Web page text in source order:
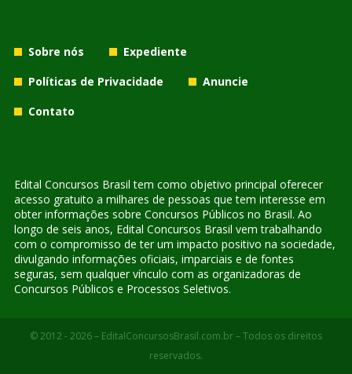
Sobre nós
Expediente
Políticas de Privacidade
Anuncie
Contato
Edital Concursos Brasil tem como objetivo principal oferecer
acesso gratuito a milhares de pessoas que tem interesse em
obter informações sobre Concursos Públicos no Brasil. Ao
longo de seis anos, Edital Concursos Brasil vem trabalhando
com o compromisso de ter um impacto positivo na sociedade,
divulgando informações oficiais, imparciais e de fontes
seguras, sem qualquer vínculo com as organizadoras de
Concursos Públicos e Processos Seletivos.
© 2012 - 2026 – EditalConcursosBrasil.com.br – Todos os direitos
reservados.